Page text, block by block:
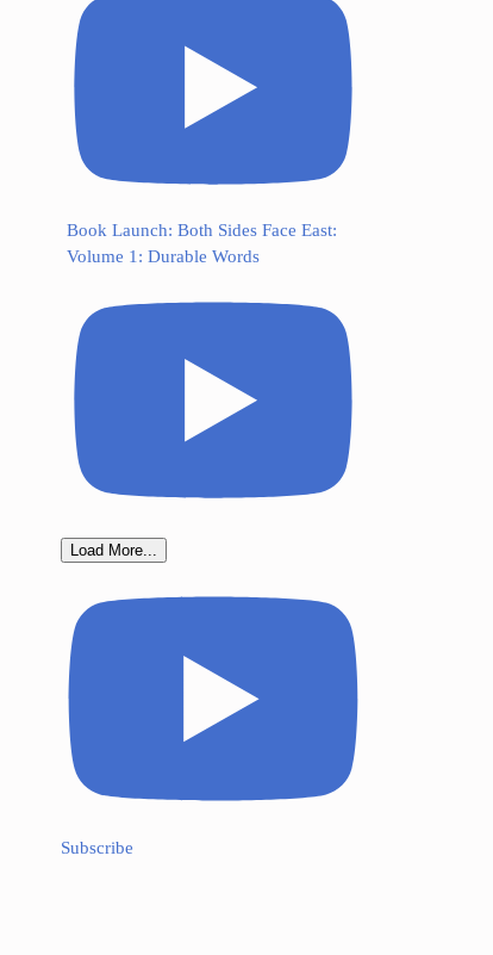
Book Launch: Both Sides Face East:
Volume 1: Durable Words
Load More...
Subscribe